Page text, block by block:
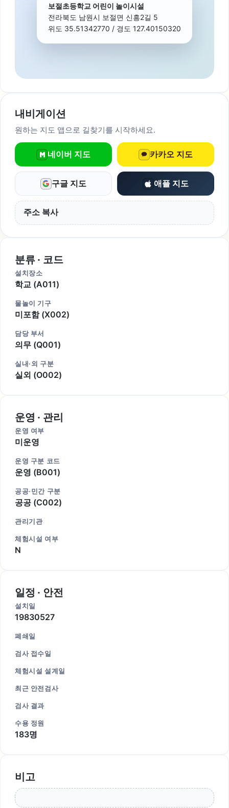
보절초등학교 어린이 놀이시설
전라북도 남원시 보절면 신흥2길 5
위도 35.51342770 / 경도 127.40150320
내비게이션
원하는 지도 앱으로 길찾기를 시작하세요.
네이버 지도 카카오 지도
구글 지도 애플 지도
주소 복사
분류 · 코드
설치장소
학교 (A011)
물놀이 기구
미포함 (X002)
담당 부서
의무 (Q001)
실내·외 구분
실외 (O002)
운영 · 관리
운영 여부
미운영
운영 구분 코드
운영 (B001)
공공·민간 구분
공공 (C002)
관리기관
체험시설 여부
N
일정 · 안전
설치일
19830527
폐쇄일
검사 접수일
체험시설 설계일
최근 안전검사
검사 결과
수용 정원
183명
비고